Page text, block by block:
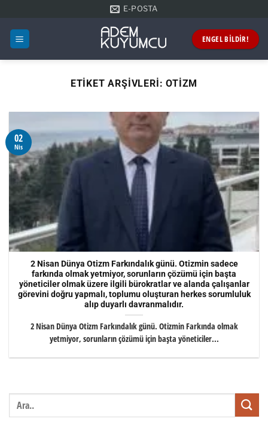
E-POSTA
ENGEL BİLDİR!
ETIKET ARŞIVLERI:OTIZM
2 Nisan Dünya Otizm Farkındalık günü. Otizmin sadece
farkında olmak yetmiyor, sorunların çözümü için başta
yöneticiler olmak üzere ilgili bürokratlar ve alanda çalışanlar
görevini doğru yapmalı, toplumu oluşturan herkes sorumluluk
alıp duyarlı davranmalıdır.
2 Nisan Dünya Otizm Farkındalık günü. Otizmin Farkında olmak
yetmiyor, sorunların çözümü için başta yöneticiler...
02
Nis